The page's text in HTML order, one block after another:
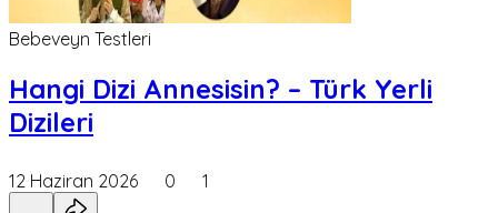
Bebeveyn Testleri
Hangi Dizi Annesisin? – Türk Yerli
Dizileri
12 Haziran 2026 0 1